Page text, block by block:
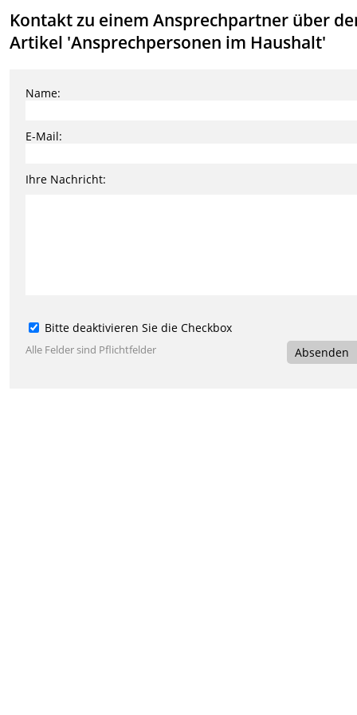
Kontakt zu einem Ansprechpartner über
Artikel 'Ansprechpersonen im Haushalt'
Name:
E-Mail:
Ihre Nachricht:
Bitte deaktivieren Sie die Checkbox
Alle Felder sind Pflichtfelder Absenden